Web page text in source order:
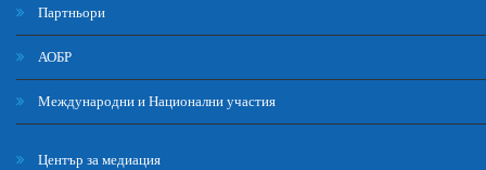
Партньори
АОБР
Международни и Национални участия
Център за медиация